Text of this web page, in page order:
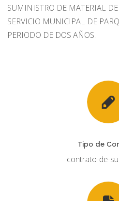
SUMINISTRO DE MATERIAL
SERVICIO MUNICIPAL DE
PERIODO DE DOS AÑOS.
Tipo de
contrato-de-